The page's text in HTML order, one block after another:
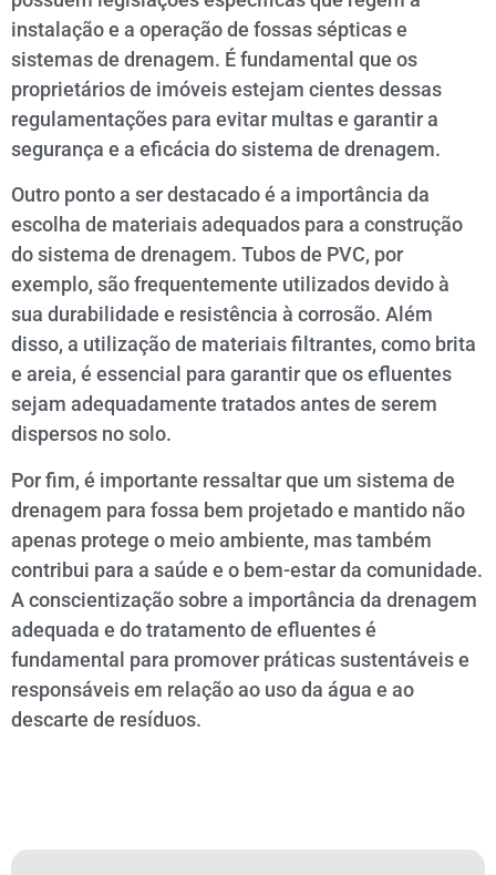
instalação e a operação de fossas sépticas e
sistemas de drenagem. É fundamental que os
proprietários de imóveis estejam cientes dessas
regulamentações para evitar multas e garantir a
segurança e a eficácia do sistema de drenagem.
Outro ponto a ser destacado é a importância da
escolha de materiais adequados para a construção
do sistema de drenagem. Tubos de PVC, por
exemplo, são frequentemente utilizados devido à
sua durabilidade e resistência à corrosão. Além
disso, a utilização de materiais filtrantes, como brita
e areia, é essencial para garantir que os efluentes
sejam adequadamente tratados antes de serem
dispersos no solo.
Por fim, é importante ressaltar que um sistema de
drenagem para fossa bem projetado e mantido não
apenas protege o meio ambiente, mas também
contribui para a saúde e o bem-estar da comunidade.
A conscientização sobre a importância da drenagem
adequada e do tratamento de efluentes é
fundamental para promover práticas sustentáveis e
responsáveis em relação ao uso da água e ao
descarte de resíduos.